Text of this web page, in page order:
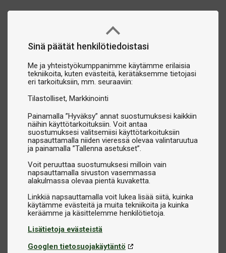
Sinä päätät henkilötiedoistasi
Me ja yhteistyökumppanimme käytämme erilaisia
tekniikoita, kuten evästeitä, kerätäksemme tietojasi
eri tarkoituksiin, mm. seuraaviin:
Tilastolliset Markkinointi
Painamalla ”Hyväksy” annat suostumuksesi kaikkiin
näihin käyttötarkoituksiin. Voit antaa
suostumuksesi valitsemiisi käyttötarkoituksiin
napsauttamalla niiden vieressä olevaa valintaruutua
ja painamalla ”Tallenna asetukset”.
Voit peruuttaa suostumuksesi milloin vain
napsauttamalla sivuston vasemmassa
alakulmassa olevaa pientä kuvaketta.
Linkkiä napsauttamalla voit lukea lisää siitä, kuinka
käytämme evästeitä ja muita tekniikoita ja kuinka
Lisätietoja evästeistä
Googlen tietosuojakäytäntö